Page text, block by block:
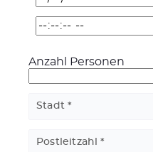
Date
Datum/Uhrzeit:
Anzahl
Personen
Anzahl Personen
Stadt
Stadt
Postleitzahl